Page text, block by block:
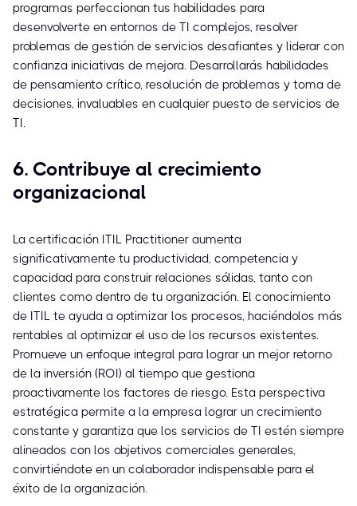
programas perfeccionan tus habilidades para
desenvolverte en entornos de TI complejos, resolver
problemas de gestión de servicios desafiantes y liderar con
confianza iniciativas de mejora. Desarrollarás habilidades
de pensamiento crítico, resolución de problemas y toma de
decisiones, invaluables en cualquier puesto de servicios de
TI.
6. Contribuye al crecimiento
organizacional
La certificación ITIL Practitioner aumenta
significativamente tu productividad, competencia y
capacidad para construir relaciones sólidas, tanto con
clientes como dentro de tu organización. El conocimiento
de ITIL te ayuda a optimizar los procesos, haciéndolos más
rentables al optimizar el uso de los recursos existentes.
Promueve un enfoque integral para lograr un mejor retorno
de la inversión (ROI) al tiempo que gestiona
proactivamente los factores de riesgo. Esta perspectiva
estratégica permite a la empresa lograr un crecimiento
constante y garantiza que los servicios de TI estén siempre
alineados con los objetivos comerciales generales,
convirtiéndote en un colaborador indispensable para el
éxito de la organización.